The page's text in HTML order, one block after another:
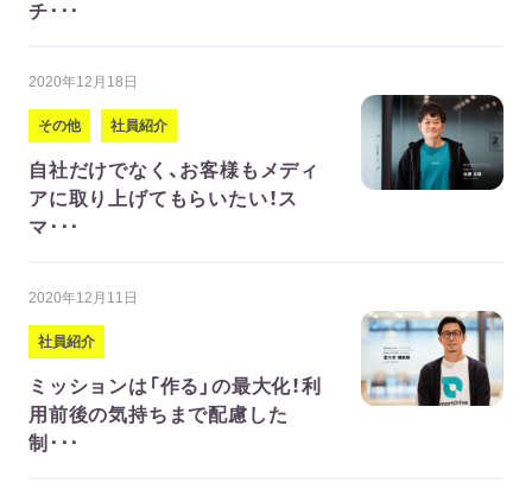
チ･･･
2020年12月18日
その他 社員紹介
自社だけでなく、お客様もメディ
アに取り上げてもらいたい！ス
マ･･･
2020年12月11日
社員紹介
ミッションは「作る」の最大化！利
用前後の気持ちまで配慮した
制･･･